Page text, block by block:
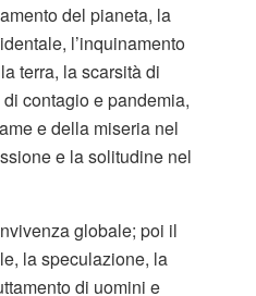
del pianeta, la
l’inquinamento
terra, la scarsità di
contagio e pandemia,
e della miseria nel
e la solitudine nel
globale; poi il
la speculazione, la
di uomini e